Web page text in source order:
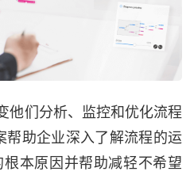
他们分析、监控和优化流程
帮助企业深入了解流程的运
本原因并帮助减轻不希望